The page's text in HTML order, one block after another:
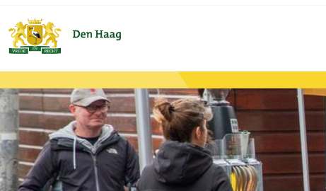
Ga naar de hoofdinhoud